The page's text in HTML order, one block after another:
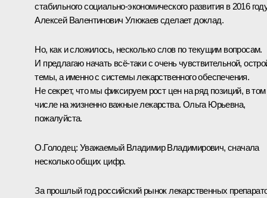
стабильного социально-экономического развития в 2016
Алексей Валентинович Улюкаев сделает доклад.
Но, как и сложилось, несколько слов по текущим вопросам.
И предлагаю начать всё‑таки с очень чувствительной,
темы, а именно с системы лекарственного обеспечения.
Не секрет, что мы фиксируем рост цен на ряд позиций, в том
числе на жизненно важные лекарства. Ольга Юрьевна,
пожалуйста.
О.Голодец: Уважаемый Владимир Владимирович, сначала
несколько общих цифр.
За прошлый год российский рынок лекарственных